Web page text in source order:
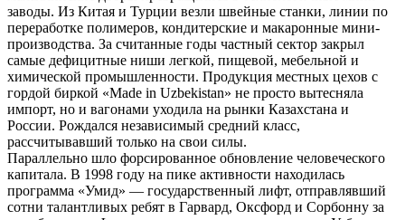
заводы. Из Китая и Турции везли швейные станки, линии по
переработке полимеров, кондитерские и макаронные мини-
производства. За считанные годы частный сектор закрыл
самые дефицитные ниши легкой, пищевой, мебельной и
химической промышленности. Продукция местных цехов с
гордой биркой «Made in Uzbekistan» не просто вытесняла
импорт, но и вагонами уходила на рынки Казахстана и
России. Рождался независимый средний класс,
рассчитывавший только на свои силы.
Параллельно шло форсированное обновление человеческого
капитала. В 1998 году на пике активности находилась
программа «Умид» — государственный лифт, отправлявший
сотни талантливых ребят в Гарвард, Оксфорд и Сорбонну за